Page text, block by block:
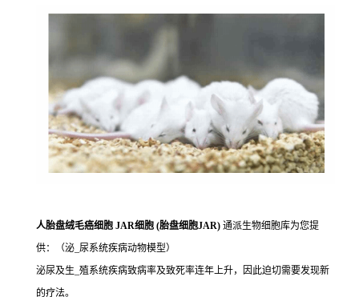
人胎盘绒毛癌细胞 JAR细胞 (胎盘细胞JAR) 通派生物细胞库为您提
供：（泌_尿系统疾病动物模型）
泌尿及生_殖系统疾病致病率及致死率连年上升，因此迫切需要发现新
的疗法。